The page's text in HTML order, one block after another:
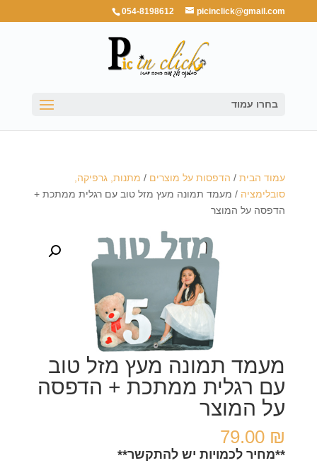
054-8198612 picinclick@gmail.com
בחרו עמוד
עמוד הבית/ הדפסות על מוצרים / מתנות, גרפיקה,
סובלימציה / מעמד תמונה מעץ מזל טוב עם רגלית ממתכת +
הדפסה על המוצר
מעמד תמונה מעץ מזל טוב
עם רגלית ממתכת + הדפסה
על המוצר
79.00 ₪
**מחיר לכמויות יש להתקשר**